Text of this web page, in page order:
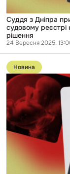
весь
текст
скандального
рішення
Суддя з Дніпра
судовому реєстрі
рішення
24 Вересня 2025,
Перейти
до
публікації
«Я
сьогодні
дописую
потім
почитаєте»:
суддя,
який
зобовʼязав
жінку
віддати
батькам
Новина